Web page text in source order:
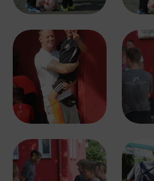
Schnupper-/Probetraining
Breitensport
Tischtennis
Handball
Boulesport
Fußball Vereinsspielplan
Service
Sponsoren